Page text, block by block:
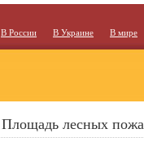
В России В Украине В мире
Площадь лесных